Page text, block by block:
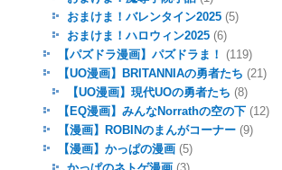
おまけま！バレンタイン2025 (5)
おまけま！ハロウィン2025 (6)
【パズドラ漫画】パズドラま！
(119)
【UO漫画】BRITANNIAの勇者たち (21)
【UO漫画】現代UOの勇者たち (8)
【EQ漫画】みんなNorrathの空の下 (12)
【漫画】ROBINのまんがコーナー (9)
【漫画】かっぱの漫画 (5)